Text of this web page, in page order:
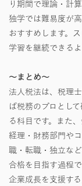
り期間で理論・計
独学では難易度が
おすすめします。
学習を継続できる
～まとめ～
法人税法は、税理
ば税務のプロとし
る科目です。また
経理・財務部門や
職・転職・独立な
合格を目指す過程
企業成長を支援す